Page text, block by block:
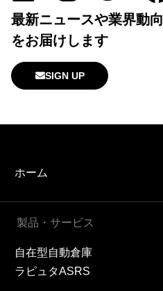
最新ニュースや業界動向
をお届けします
SIGN UP
ホーム
製品・サービス
自在型自動倉庫
ラピュタASRS